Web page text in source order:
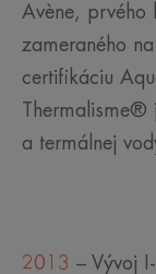
Avène, prvého
zameraného
certifikáciu
Thermalisme®
a termálnej
2013 – Vývoj